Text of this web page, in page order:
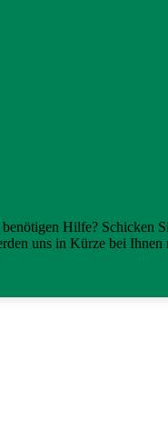
Hilfe? Schicken
uns in Kürze bei Ihnen